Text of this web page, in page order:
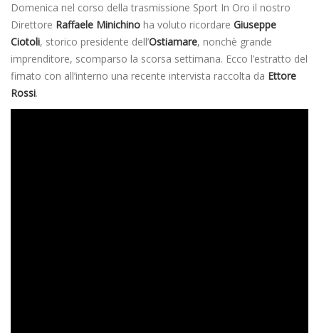
Domenica nel corso della trasmissione Sport In Oro il nostro
Direttore Raffaele Minichino ha voluto ricordare Giuseppe
Ciotoli, storico presidente dell’Ostiamare, nonchè grande
imprenditore, scomparso la scorsa settimana. Ecco l’estratto del
fimato con all’interno una recente intervista raccolta da Ettore
Rossi.